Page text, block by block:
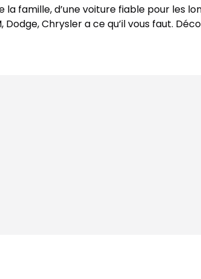
la famille, d’une voiture fiable pour les
Chrysler a ce qu’il vous faut.